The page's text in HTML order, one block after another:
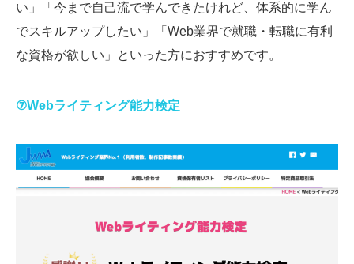
い」「今まで自己流で学んできたけれど、体系的に学ん
でスキルアップしたい」「Web業界で就職・転職に有利
な資格が欲しい」といった方におすすめです。
⑦Webライティング能力検定